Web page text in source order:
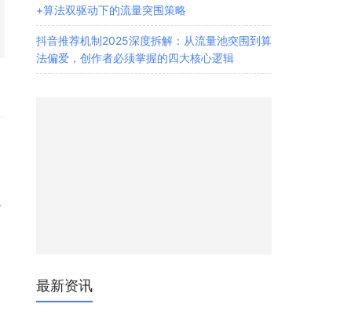
+算法双驱动下的流量突围策略
抖音推荐机制2025深度拆解：从流量池突围到算
法偏爱，创作者必须掌握的四大核心逻辑
最新资讯